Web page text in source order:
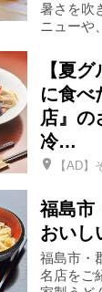
昭和村
棚倉町
葛尾村
宮城県
暑さを吹
ニューや
【夏
に食
店』の
冷…
【AD
福島市
おいし
福島市・
名店をご